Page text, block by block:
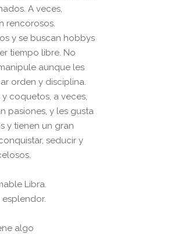
A veces,
rencorosos.
y se buscan hobbys
tiempo libre. No
aunque les
orden y disciplina.
coquetos, a veces,
pasiones, y les gusta
y tienen un gran
seducir y
Libra.
algo